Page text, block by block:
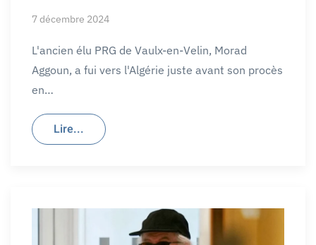
7 décembre 2024
L'ancien élu PRG de Vaulx-en-Velin, Morad
Aggoun, a fui vers l'Algérie juste avant son procès
en…
Lire...